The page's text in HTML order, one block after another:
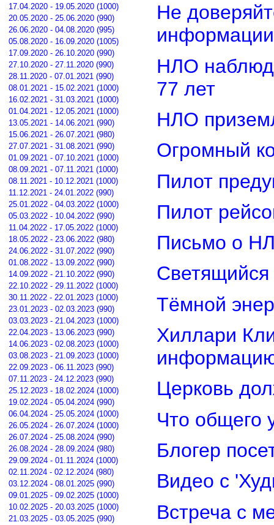
17.04.2020 - 19.05.2020 (1000)
20.05.2020 - 25.06.2020 (990)
26.06.2020 - 04.08.2020 (995)
05.08.2020 - 16.09.2020 (1005)
17.09.2020 - 26.10.2020 (990)
27.10.2020 - 27.11.2020 (990)
28.11.2020 - 07.01.2021 (990)
08.01.2021 - 15.02.2021 (1000)
16.02.2021 - 31.03.2021 (1000)
01.04.2021 - 12.05.2021 (1000)
13.05.2021 - 14.06.2021 (990)
15.06.2021 - 26.07.2021 (980)
27.07.2021 - 31.08.2021 (990)
01.09.2021 - 07.10.2021 (1000)
08.09.2021 - 07.11.2021 (1000)
08.11.2021 - 10.12.2021 (1000)
11.12.2021 - 24.01.2022 (990)
25.01.2022 - 04.03.2022 (1000)
05.03.2022 - 10.04.2022 (990)
11.04.2022 - 17.05.2022 (1000)
18.05.2022 - 23.06.2022 (980)
24.06.2022 - 31.07.2022 (990)
01.08.2022 - 13.09.2022 (990)
14.09.2022 - 21.10.2022 (990)
22.10.2022 - 29.11.2022 (1000)
30.11.2022 - 22.01.2023 (1000)
23.01.2023 - 02.03.2023 (990)
03.03.2023 - 21.04.2023 (1000)
22.04.2023 - 13.06.2023 (990)
14.06.2023 - 02.08.2023 (1000)
03.08.2023 - 21.09.2023 (1000)
22.09.2023 - 06.11.2023 (990)
07.11.2023 - 24.12.2023 (990)
25.12.2023 - 18.02.2024 (1000)
19.02.2024 - 05.04.2024 (990)
06.04.2024 - 25.05.2024 (1000)
26.05.2024 - 26.07.2024 (1000)
26.07.2024 - 25.08.2024 (990)
26.08.2024 - 28.09.2024 (980)
29.09.2024 - 01.11.2024 (1000)
02.11.2024 - 02.12.2024 (980)
03.12.2024 - 08.01.2025 (990)
09.01.2025 - 09.02.2025 (1000)
10.02.2025 - 20.03.2025 (1000)
21.03.2025 - 03.05.2025 (990)
Не
информации
НЛО
77 лет
НЛО
Огромный
Пилот
Пилот
Письмо о
Светящийся
Тёмной
Хиллари
Церковь
Что общего
Блогер
Видео с
Встреча с